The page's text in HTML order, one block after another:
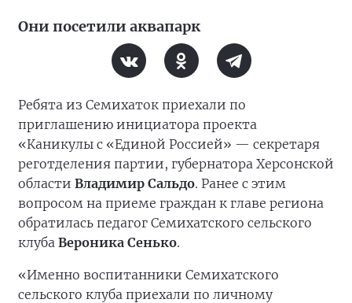
Они посетили аквапарк
Ребята из Семихаток приехали по
приглашению инициатора проекта
«Каникулы с «Единой Россией» — секретаря
реготделения партии, губернатора Херсонской
области Владимир Сальдо. Ранее с этим
вопросом на приеме граждан к главе региона
обратилась педагог Семихатского сельского
клуба Вероника Сенько.
«Именно воспитанники Семихатского
сельского клуба приехали по личному